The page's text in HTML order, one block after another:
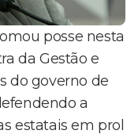
posse nesta
da Gestão e
do governo de
a
estatais em prol